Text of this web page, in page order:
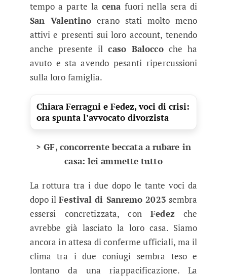
tempo a parte lacenafuori nella sera di
San Valentino erano stati molto meno
attivi e presenti sui loro account, tenendo
anche presente ilcaso Baloccoche ha
avuto e sta avendo pesanti ripercussioni
sulla loro famiglia.
Chiara Ferragni e Fedez, voci di crisi:
ora spunta l’avvocato divorzista
> GF, concorrente beccata a rubare in
casa: lei ammette tutto
La rottura tra i due dopo le tante voci da
dopo ilFestival di Sanremo 2023 sembra
essersi concretizzata, conFedezche
avrebbe già lasciato la loro casa. Siamo
ancora in attesa di conferme ufficiali, ma il
clima tra i due coniugi sembra teso e
lontano da una riappacificazione. La